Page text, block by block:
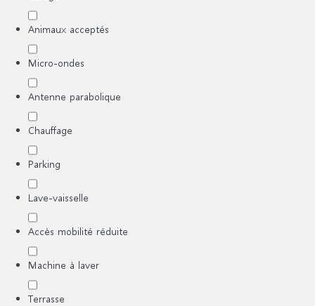
Animaux acceptés
Micro-ondes
Antenne parabolique
Chauffage
Parking
Lave-vaisselle
Accès mobilité réduite
Machine à laver
Terrasse